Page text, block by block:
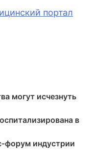
портал
могут исчезнуть
в
форум индустрии